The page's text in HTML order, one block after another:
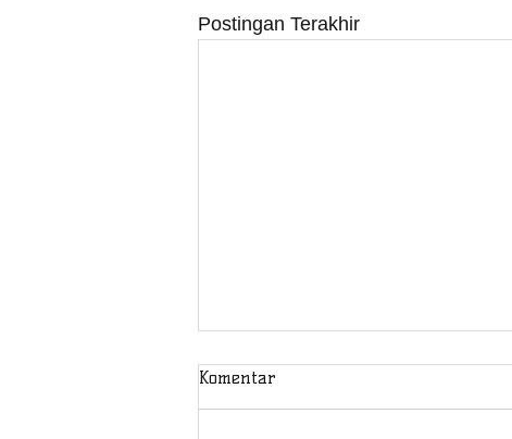
Postingan Terakhir
Komentar